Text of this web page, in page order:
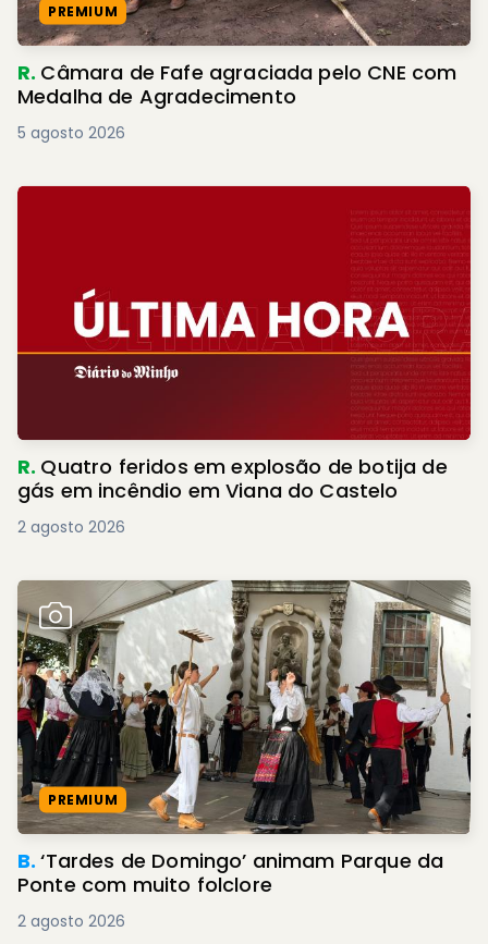
PREMIUM
R. Câmara de Fafe agraciada pelo CNE com
Medalha de Agradecimento
5 agosto 2026
R. Quatro feridos em explosão de botija de
gás em incêndio em Viana do Castelo
2 agosto 2026
PREMIUM
B.‘Tardes de Domingo’ animam Parque da
Ponte com muito folclore
2 agosto 2026